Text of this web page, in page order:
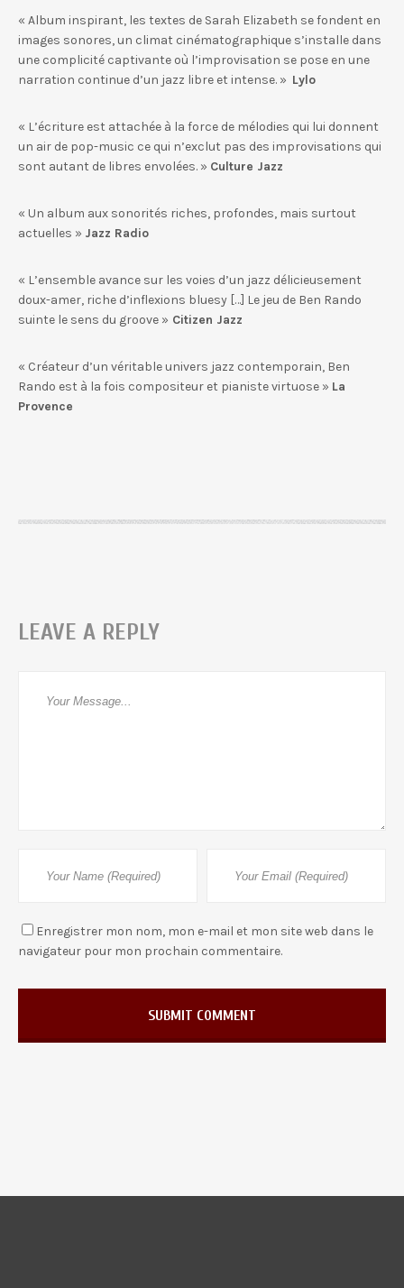
« Album inspirant, les textes de Sarah Elizabeth se fondent en
images sonores, un climat cinématographique s’installe dans
une complicité captivante où l’improvisation se pose en une
narration continue d’un jazz libre et intense. » Lylo
« L’écriture est attachée à la force de mélodies qui lui donnent
un air de pop-music ce qui n’exclut pas des improvisations qui
sont autant de libres envolées. » Culture Jazz
« Un album aux sonorités riches, profondes, mais surtout
actuelles » Jazz Radio
« L’ensemble avance sur les voies d’un jazz délicieusement
doux-amer, riche d’inflexions bluesy […] Le jeu de Ben Rando
suinte le sens du groove » Citizen Jazz
« Créateur d’un véritable univers jazz contemporain, Ben
Rando est à la fois compositeur et pianiste virtuose » La
Provence
LEAVE A REPLY
Enregistrer mon nom, mon e-mail et mon site web dans le
navigateur pour mon prochain commentaire.